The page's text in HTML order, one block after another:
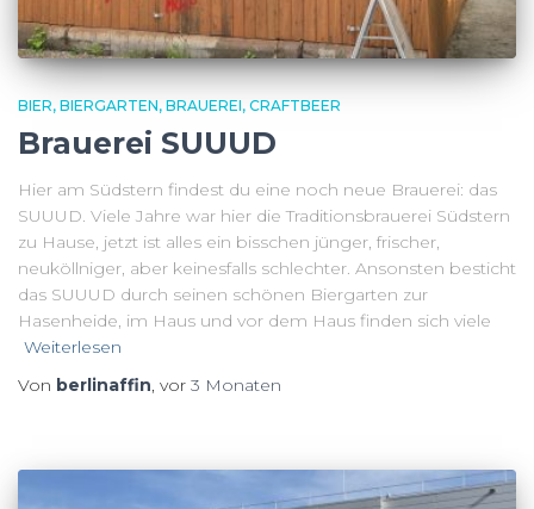
BIER BIERGARTEN BRAUEREI CRAFTBEER
Brauerei SUUUD
Hier am Südstern findest du eine noch neue Brauerei: das
SUUUD. Viele Jahre war hier die Traditionsbrauerei Südstern
zu Hause, jetzt ist alles ein bisschen jünger, frischer,
neuköllniger, aber keinesfalls schlechter. Ansonsten besticht
das SUUUD durch seinen schönen Biergarten zur
Hasenheide, im Haus und vor dem Haus finden sich viele
Weiterlesen
Von berlinaffin, vor 3 Monaten